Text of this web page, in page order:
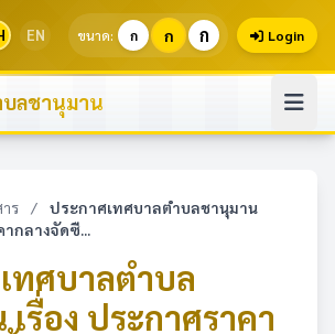
EN ขนาด: ก ก ก Login
บลชานุมาน
ร /
ประกาศเทศบาลตำบลชานุมาน
ากลางจัดซื...
ทศบาลตำบล
รื่อง ประกาศราคา